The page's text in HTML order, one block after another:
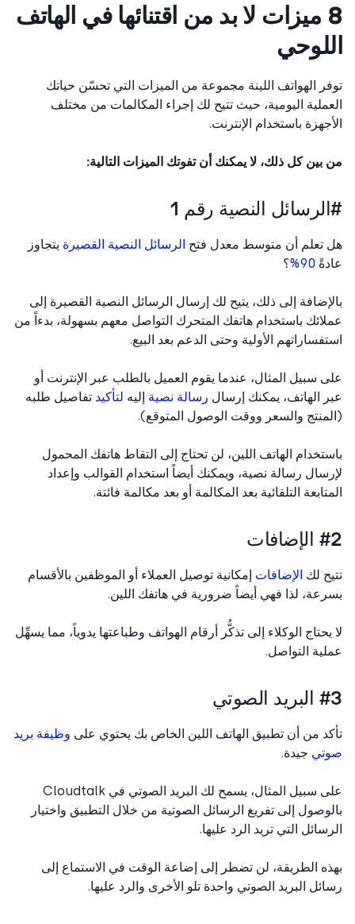
8 ميزات لا بد من اقتنائها في الهاتف
الهواتف اللينة مجموعة من الميزات التي تحسّن حياتك
اليومية، حيث تتيح لك إجراء المكالمات من مختلف
باستخدام الإنترنت.
كل ذلك، لا يمكنك أن تفوتك الميزات التالية:
النصية رقم 1
تعلم أن متوسط معدل فتح الرسائل النصية القصيرةيتجاوز
90%؟
إلى ذلك، يتيح لك إرسال الرسائل النصية القصيرة إلى
باستخدام هاتفك المتحرك التواصل معهم بسهولة، بدءاً من
الأولية وحتى الدعم بعد البيع.
سبيل المثال، عندما يقوم العميل بالطلب عبر الإنترنت أو
الهاتف، يمكنك إرسالرسالة نصية إليه لتأكيدتفاصيل طلبه
والسعر ووقت الوصول المتوقع).
الهاتف اللين، لن تحتاج إلى التقاط هاتفك المحمول
رسالة نصية، ويمكنك أيضاً استخدام القوالب وإعداد
التلقائية بعد المكالمة أو بعد مكالمة فائتة.
لكالإضافاتإمكانية توصيل العملاء أو الموظفين بالأقسام
لذا فهي أيضاً ضرورية في هاتفك اللين.
الوكلاء إلى تذكُّر أرقام الهواتف وطباعتها يدوياً، مما يسهِّل
التواصل.
من أن تطبيق الهاتف اللين الخاص بك يحتوي على وظيفة بريد
جيدة.
على سبيل المثال، يسمح لك البريد الصوتي في Cloudtalk
إلى تفريغ الرسائل الصوتية من خلال التطبيق واختيار
التي تريد الرد عليها.
الطريقة، لن تضطر إلى إضاعة الوقت في الاستماع إلى
البريد الصوتي واحدة تلو الأخرى والرد عليها.